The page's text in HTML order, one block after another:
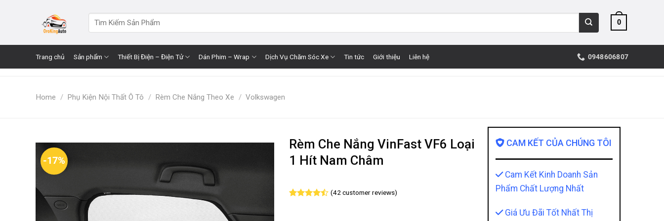
for:
0
Trang chủ Sản phẩm Thiết Bị Điện – Điện Tử Dán Phim – Wrap Dịch Vụ Chăm Sóc Xe Tin tức Giới thiệu Liên hệ 0948606807
Home / Phụ Kiện Nội Thất Ô Tô / Rèm Che Nắng Theo Xe / Volkswagen
-17%
Rèm Che Nắng VinFast VF6 Loại
1 Hít Nam Châm
(42customer reviews)
CAM KẾT CỦA CHÚNG TÔI
Cam Kết Kinh Doanh Sản
Phẩm Chất Lượng Nhất
Giá Ưu Đãi Tốt Nhất Thị